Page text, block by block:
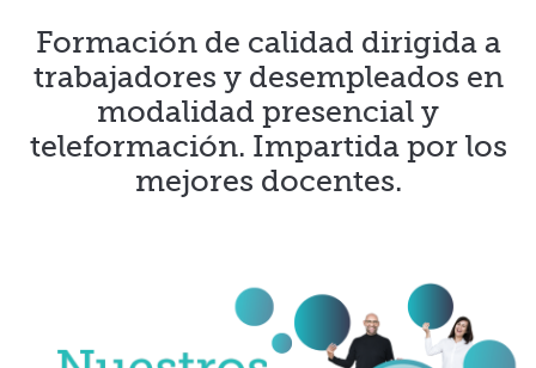
Formación de calidad dirigida a
trabajadores y desempleados en
modalidad presencial y
teleformación. Impartida por los
mejores docentes.